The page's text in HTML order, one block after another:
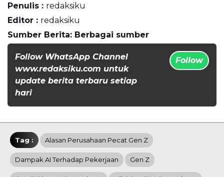
Penulis : redaksiku
Editor : redaksiku
Sumber Berita: Berbagai sumber
Follow WhatsApp Channel
www.redaksiku.com untuk
update berita terbaru setiap
hari
Follow
Tag : Alasan Perusahaan Pecat Gen Z
Dampak AI Terhadap Pekerjaan Gen Z